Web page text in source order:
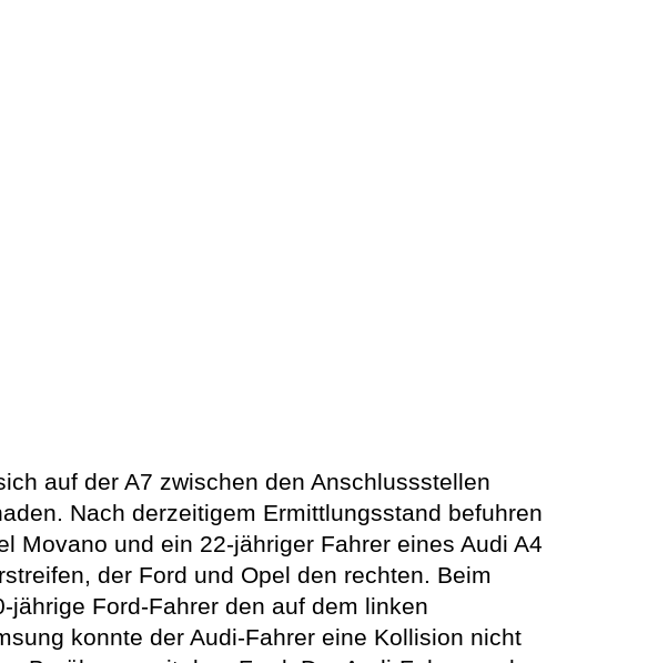
auf der A7 zwischen den Anschlussstellen
Nach derzeitigem Ermittlungsstand befuhren
Movano und ein 22-jähriger Fahrer eines Audi A4
der Ford und Opel den rechten. Beim
Ford-Fahrer den auf dem linken
konnte der Audi-Fahrer eine Kollision nicht